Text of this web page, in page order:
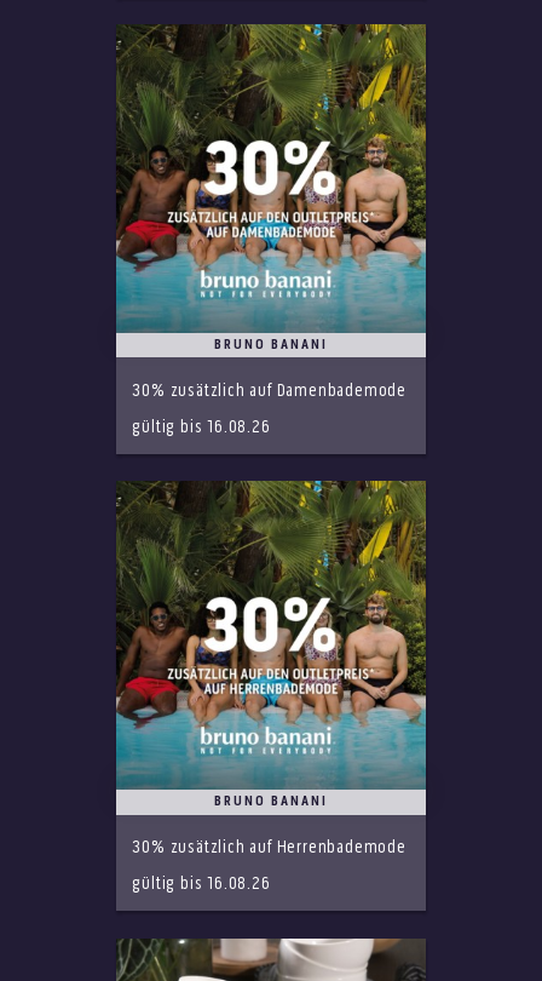
BRUNO BANANI
30% zusätzlich auf Damenbademode
gültig bis 16.08.26
BRUNO BANANI
30% zusätzlich auf Herrenbademode
gültig bis 16.08.26